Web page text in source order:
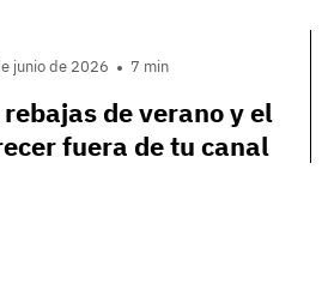
junio de 2026 7 min
de verano y el
fuera de tu canal